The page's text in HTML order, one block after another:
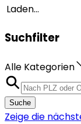
Laden...
Suchfilter
Alle Kategorien
Suche
Zeige die